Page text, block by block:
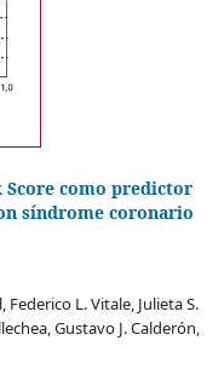
Score como predictor
síndrome coronario
L. Vitale, Julieta S.
Gustavo J. Calderón,